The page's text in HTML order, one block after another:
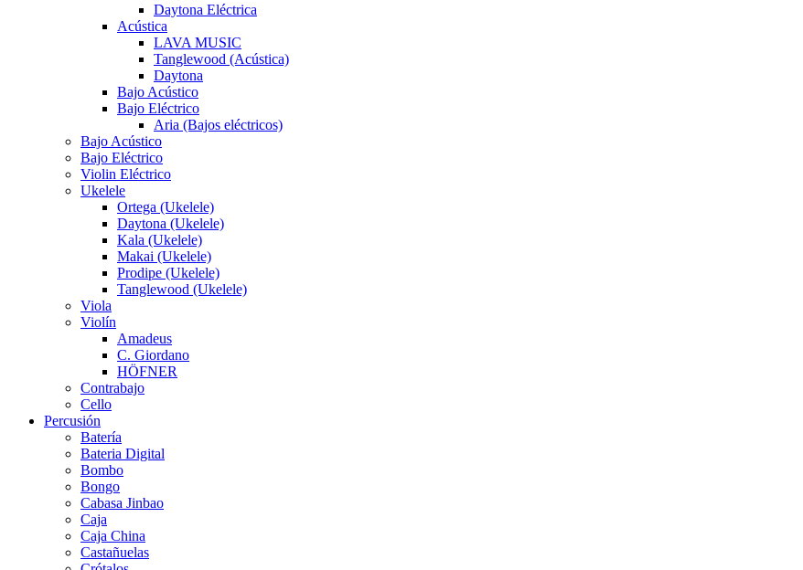
Daytona Eléctrica
Acústica
LAVA MUSIC
Tanglewood (Acústica)
Daytona
Bajo Acústico
Bajo Eléctrico
Aria (Bajos eléctricos)
Bajo Acústico
Bajo Eléctrico
Violin Eléctrico
Ukelele
Ortega (Ukelele)
Daytona (Ukelele)
Kala (Ukelele)
Makai (Ukelele)
Prodipe (Ukelele)
Tanglewood (Ukelele)
Viola
Violín
Amadeus
C. Giordano
HÖFNER
Contrabajo
Cello
Percusión
Batería
Bateria Digital
Bombo
Bongo
Cabasa Jinbao
Caja
Caja China
Castañuelas